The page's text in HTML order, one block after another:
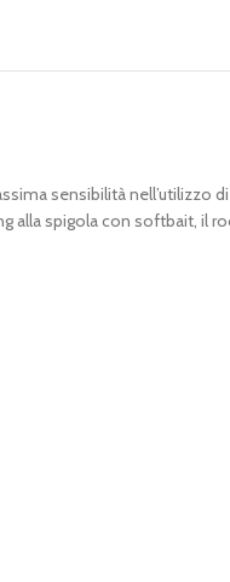
sensibilità nell’utilizzo
alla spigola con softbait, il